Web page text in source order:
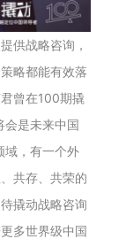
供战略咨询，
略都能有效落
曾在100期撬
会是未来中国
域，有一个外
共存、共荣的
撬动战略咨询
多世界级中国